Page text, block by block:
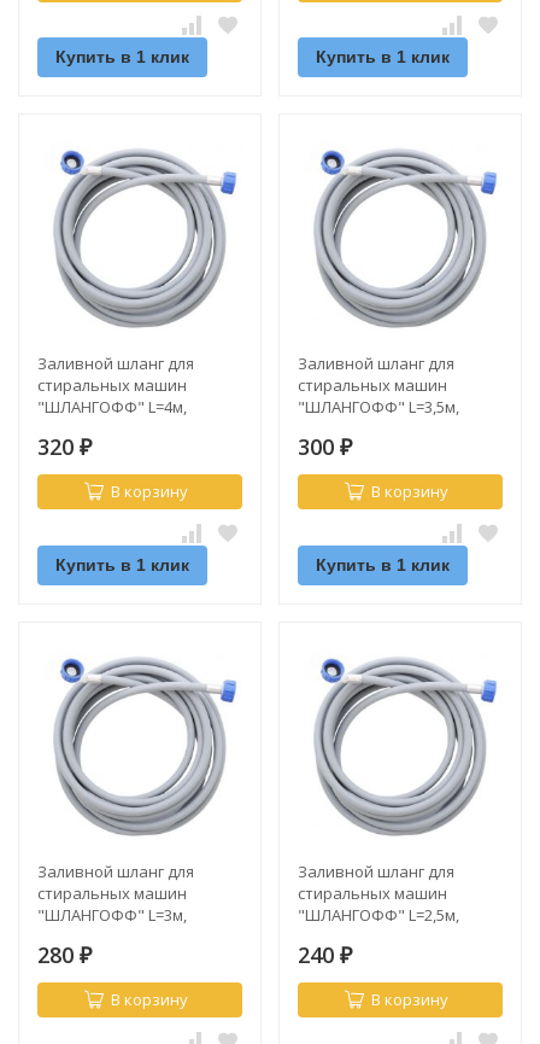
Купить в 1 клик Купить в 1 клик
Заливной шланг для
стиральных машин
"ШЛАНГОФФ" L=4м,
320 ₽
В корзину
Купить в 1 клик
Заливной шланг для
стиральных машин
"ШЛАНГОФФ" L=3,5м,
300 ₽
В корзину
Купить в 1 клик
Заливной шланг для
стиральных машин
"ШЛАНГОФФ" L=3м,
280 ₽
В корзину
Заливной шланг для
стиральных машин
"ШЛАНГОФФ" L=2,5м,
240 ₽
В корзину